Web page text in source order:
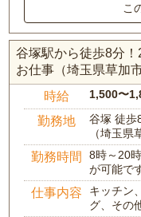
こ
谷塚駅から徒歩8分
お仕事（埼玉県草加市
時給 1,500〜
勤務地
谷塚 徒歩
（埼玉県
勤務時間
8時～20
が可能で
仕事内容
キッチン
グ、その